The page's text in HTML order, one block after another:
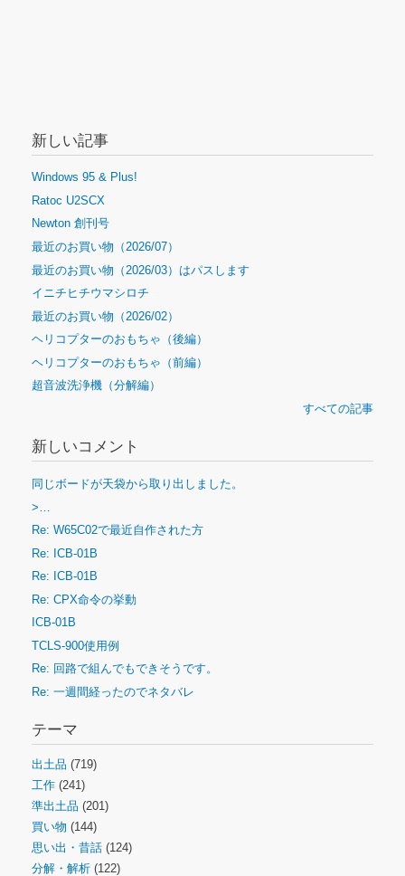
新しい記事
Windows 95 & Plus!
Ratoc U2SCX
Newton 創刊号
最近のお買い物（2026/07）
最近のお買い物（2026/03）はパスします
イニチヒチウマシロチ
最近のお買い物（2026/02）
ヘリコプターのおもちゃ（後編）
ヘリコプターのおもちゃ（前編）
超音波洗浄機（分解編）
すべての記事
新しいコメント
同じボードが天袋から取り出しました。
>…
Re: W65C02で最近自作された方
Re: ICB-01B
Re: ICB-01B
Re: CPX命令の挙動
ICB-01B
TCLS-900使用例
Re: 回路で組んでもできそうです。
Re: 一週間経ったのでネタバレ
テーマ
出土品 (719)
工作 (241)
準出土品 (201)
買い物 (144)
思い出・昔話 (124)
分解・解析 (122)